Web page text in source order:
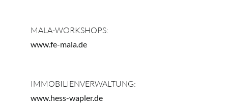
MALA-WORKSHOPS:
www.fe-mala.de
IMMOBILIENVERWALTUNG:
www.hess-wapler.de